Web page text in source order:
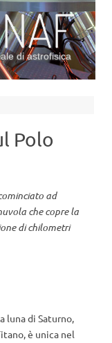
di astrofisica
Polo
ad
che copre la
di chilometri
luna di Saturno,
è unica nel